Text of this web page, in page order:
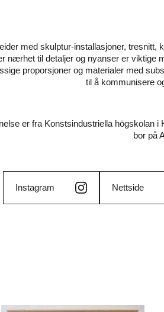
med skulptur-installasjoner, tresnitt,
nærhet til detaljer og nyanser er viktige
proporsjoner og materialer med
til å kommunisere
er fra Konstsindustriella högskolan
bor på
Instagram Nettside